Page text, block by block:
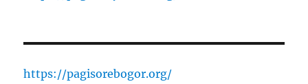
https://pagisorebogor.org/